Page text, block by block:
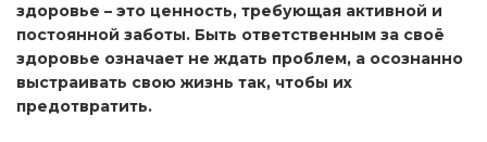
здоровье – это ценность, требующая активной и
постоянной заботы. Быть ответственным за своё
здоровье означает не ждать проблем, а осознанно
выстраивать свою жизнь так, чтобы их
предотвратить.